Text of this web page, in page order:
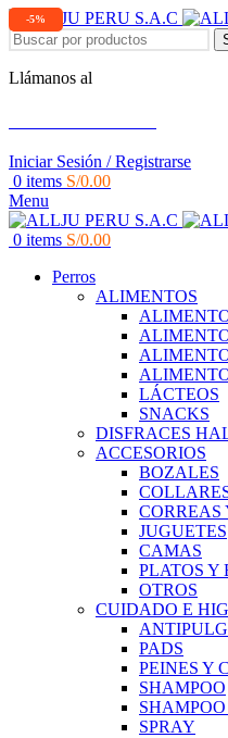
Llámanos al
Iniciar Sesión / Registrarse
0 items S/0.00
Menu
0 items S/0.00
Perros
ALIMENTOS
LÁCTEOS
SNACKS
DISFRACES
ACCESORIOS
BOZALES
CORREAS
JUGUETES
CAMAS
PLATOS Y
OTROS
CUIDADO E
PADS
PEINES Y
SHAMPOO
SPRAY
-5%